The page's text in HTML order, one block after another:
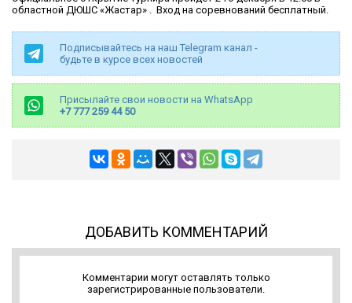
областной ДЮШС «Жастар» . Вход на соревнований бесплатный.
Подписывайтесь на наш Telegram канал -
будьте в курсе всех новостей
Присылайте свои новости на WhatsApp
+7 777 259 44 50
ДОБАВИТЬ КОММЕНТАРИЙ
Комментарии могут оставлять только
зарегистрированные пользователи.